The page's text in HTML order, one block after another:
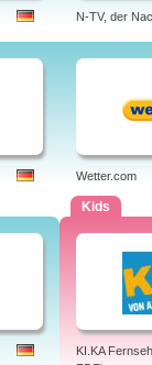
N-TV, der
Wetter.com
Kids
KI.KA